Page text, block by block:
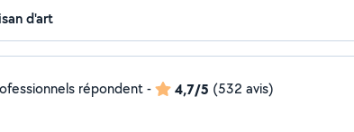
répondent- 4,7/5 (532 avis)